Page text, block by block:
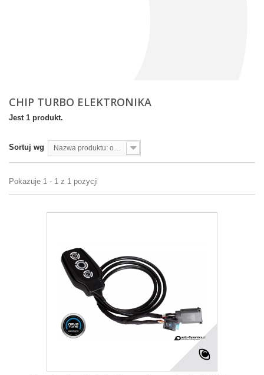
CHIP TURBO ELEKTRONIKA
Jest 1 produkt.
Sortuj wg Nazwa produktu: od A do Z
Pokazuje 1 - 1 z 1 pozycji